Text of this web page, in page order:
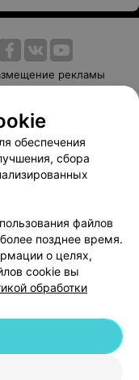
рекламы
Способы оплаты
103.by
данных
Республика Беларусь,
обеспечения
сбора
файлов
позднее время.
о целях,
cookie вы
обработки